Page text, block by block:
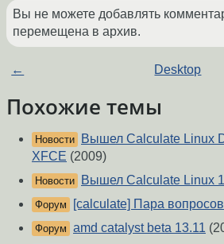
Вы не можете добавлять
перемещена в архив.
← Desktop
Похожие темы
Новости
Вышел Calculate Linux
XFCE (2009)
Новости Вышел Calculate Linux
Форум [calculate] Пара вопросов
Форум amd catalyst beta 13.11